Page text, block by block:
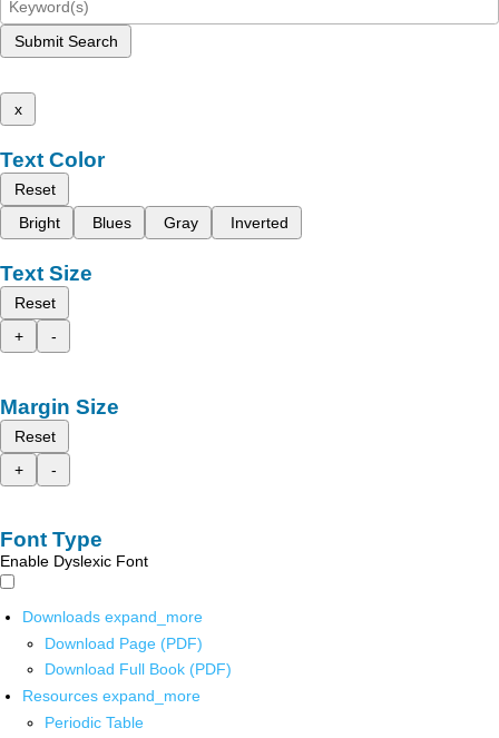
Submit Search
x
Text Color
Reset
Bright
Blues Gray Inverted
Text Size
Reset
+
-
Margin Size
Reset
+
-
Font Type
Enable Dyslexic Font
Downloads expand_more
Download Page (PDF)
Download Full Book (PDF)
Resources expand_more
Periodic Table